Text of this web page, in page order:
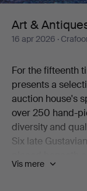
Art &
16 apr 2026 ·
For the fifteenth
presents a
auction house's
over 250 hand-
diversity and
Six late
made by Anders
Vis mere